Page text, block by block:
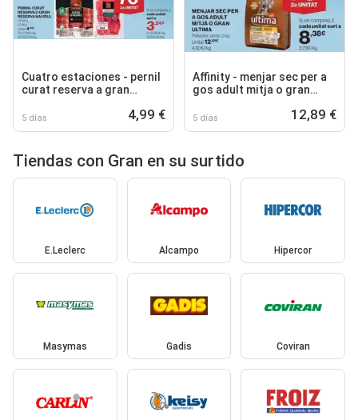
Cuatro estaciones - pernil
curat reserva a gran
5 días 4,99 €
Affinity - menjar sec per a
gos adult mitja o gran
5 días 12,89 €
Tiendas con Gran en su surtido
E.Leclerc Alcampo Hipercor
Masymas Gadis Coviran